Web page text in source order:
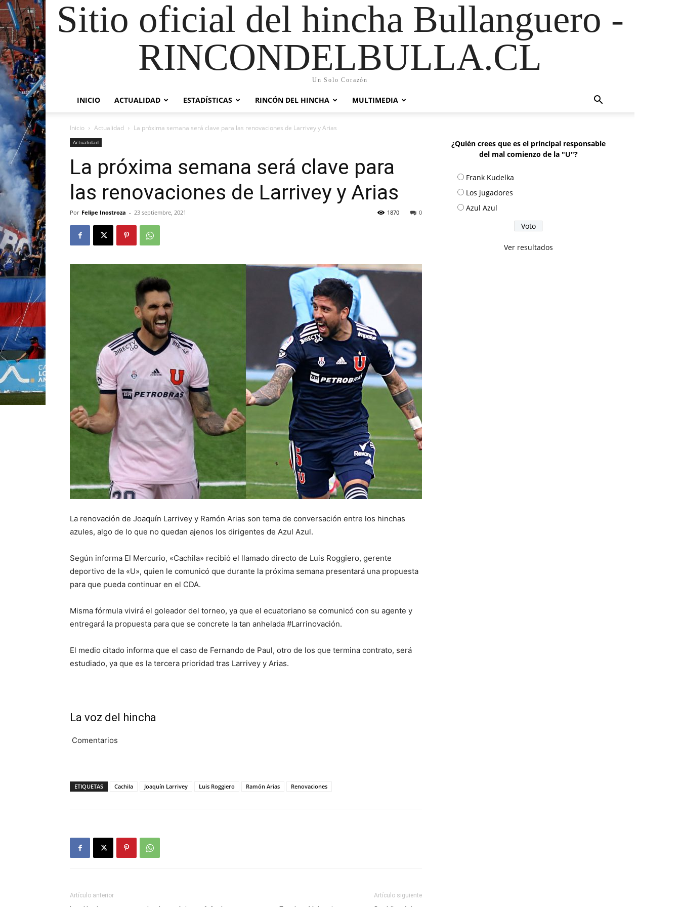
Sitio oficial del hincha Bullanguero -
RINCONDELBULLA.CL
Un Solo Corazón
INICIO ACTUALIDAD ESTADÍSTICAS RINCÓN DEL HINCHA MULTIMEDIA
Inicio Actualidad La próxima semana será clave para las renovaciones de Larrivey y Arias
Actualidad
La próxima semana será clave para
las renovaciones de Larrivey y Arias
Por Felipe Inostroza - 23 septiembre, 2021 0
1870
La renovación de Joaquín Larrivey y Ramón Arias son tema de conversación entre los hinchas
azules, algo de lo que no quedan ajenos los dirigentes de Azul Azul.
Según informa El Mercurio, «Cachila» recibió el llamado directo de Luis Roggiero, gerente
deportivo de la «U», quien le comunicó que durante la próxima semana presentará una propuesta
para que pueda continuar en el CDA.
Misma fórmula vivirá el goleador del torneo, ya que el ecuatoriano se comunicó con su agente y
entregará la propuesta para que se concrete la tan anhelada #Larrinovación.
El medio citado informa que el caso de Fernando de Paul, otro de los que termina contrato, será
estudiado, ya que es la tercera prioridad tras Larrivey y Arias.
La voz del hincha
Comentarios
ETIQUETAS Cachila Joaquín Larrivey Luis Roggiero Ramón Arias Renovaciones
Artículo anterior Artículo siguiente
¿Quién crees que es el principal responsable
del mal comienzo de la "U"?
Frank Kudelka
Los jugadores
Azul Azul
Ver resultados